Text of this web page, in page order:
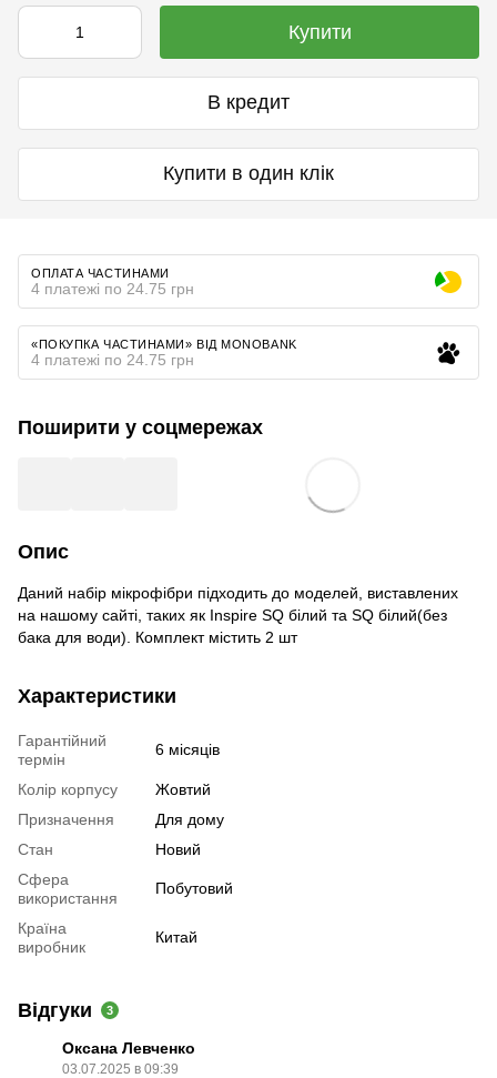
Купити
В кредит
Купити в один клік
ОПЛАТА ЧАСТИНАМИ
4 платежі по 24.75 грн
«ПОКУПКА ЧАСТИНАМИ» ВІД MONOBANK
4 платежі по 24.75 грн
Поширити у соцмережах
Опис
Даний набір мікрофібри підходить до моделей, виставлених
на нашому сайті, таких як Inspire SQ білий та SQ білий(без
бака для води). Комплект містить 2 шт
Характеристики
Гарантійний
термін
6 місяців
Колір корпусу
Жовтий
Призначення
Для дому
Стан
Новий
Сфера
використання
Побутовий
Країна
виробник
Китай
Відгуки 3
Оксана Левченко
03.07.2025 в 09:39